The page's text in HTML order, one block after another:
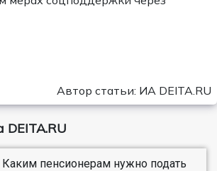
Автор статьи: ИА DEITA.RU
DEITA.RU
Каким пенсионерам нужно подать